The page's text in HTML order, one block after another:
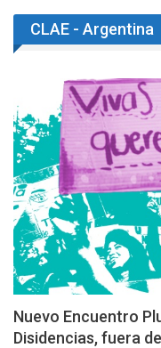
CLAE - Argentina
Nuevo Encuentro
Disidencias, fuera